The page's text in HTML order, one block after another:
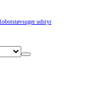
udstyr